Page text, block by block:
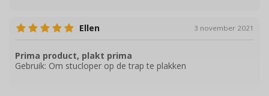
Ellen 3 november 2021
Prima product, plakt prima
Gebruik: Om stucloper op de trap te plakken